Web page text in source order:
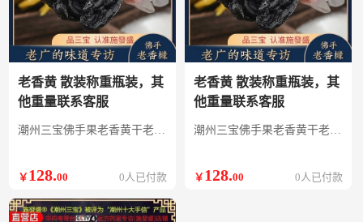
老香黄 散装称重瓶装，其
他重量联系客服
潮州三宝佛手果老香黄干老香橼茶喉宝凉果潮汕特产蜜饯果脯2002
￥ 128.00 0人已付款
老香黄 散装称重瓶装，其
他重量联系客服
潮州三宝佛手果老香黄干老香橼茶喉宝凉果潮汕特产蜜饯果脯2002
￥ 128.00 0人已付款